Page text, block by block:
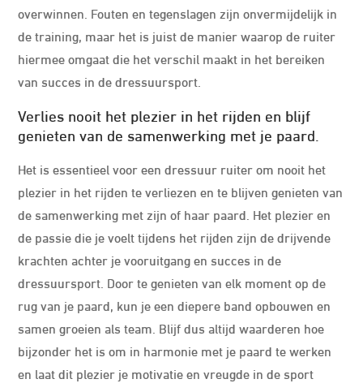
overwinnen. Fouten en tegenslagen zijn onvermijdelijk in
de training, maar het is juist de manier waarop de ruiter
hiermee omgaat die het verschil maakt in het bereiken
van succes in de dressuursport.
Verlies nooit het plezier in het rijden en blijf
genieten van de samenwerking met je paard.
Het is essentieel voor een dressuur ruiter om nooit het
plezier in het rijden te verliezen en te blijven genieten van
de samenwerking met zijn of haar paard. Het plezier en
de passie die je voelt tijdens het rijden zijn de drijvende
krachten achter je vooruitgang en succes in de
dressuursport. Door te genieten van elk moment op de
rug van je paard, kun je een diepere band opbouwen en
samen groeien als team. Blijf dus altijd waarderen hoe
bijzonder het is om in harmonie met je paard te werken
en laat dit plezier je motivatie en vreugde in de sport